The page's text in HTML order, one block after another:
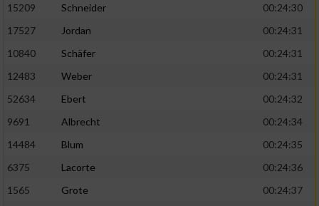
15209
Schneider
00:24:30
17527
Jordan
00:24:31
10840
Schäfer
00:24:31
12483
Weber
00:24:31
52634
Ebert
00:24:32
9691
Albrecht
00:24:34
14484
Blum
00:24:35
6375
Lacorte
00:24:36
1565
Grote
00:24:37